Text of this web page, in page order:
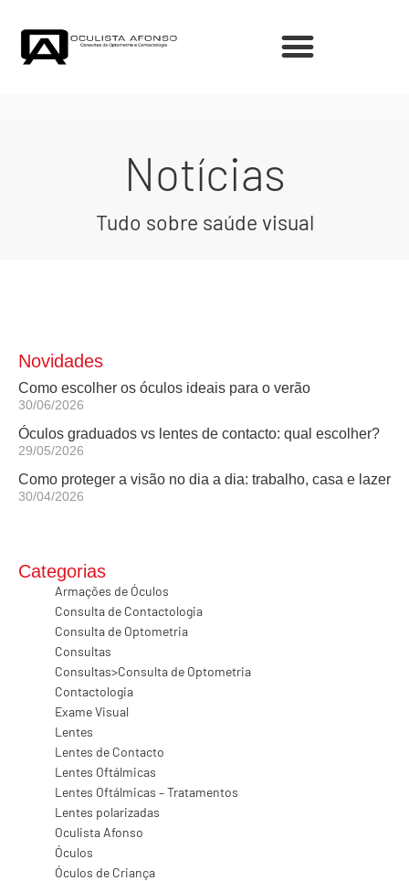
Notícias
Tudo sobre saúde visual
Novidades
Como escolher os óculos ideais para o verão
30/06/2026
Óculos graduados vs lentes de contacto: qual escolher?
29/05/2026
Como proteger a visão no dia a dia: trabalho, casa e lazer
30/04/2026
Categorias
Armações de Óculos
Consulta de Contactologia
Consulta de Optometria
Consultas
Consultas>Consulta de Optometria
Contactologia
Exame Visual
Lentes
Lentes de Contacto
Lentes Oftálmicas
Lentes Oftálmicas – Tratamentos
Lentes polarizadas
Oculista Afonso
Óculos
Óculos de Criança